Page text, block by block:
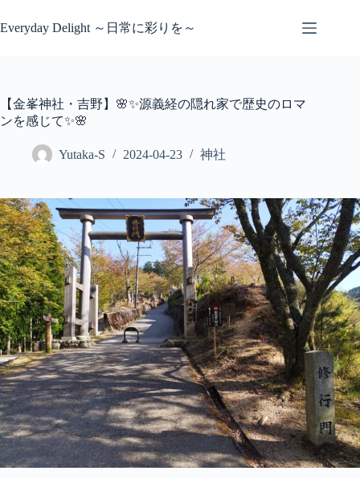
ン
ス
キ
Everyday Delight ～日常に彩りを～
【金峯神社・吉野】🌸✨源義経の隠れ家で歴史のロマ
ンを感じて✨🌸
Yutaka-S 2024-04-23 神社